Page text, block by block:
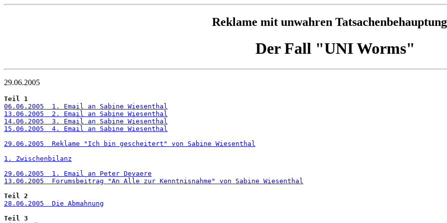
Reklame mit unwahren
Der Fall "UNI Worms"
29.06.2005
Teil 1
06.06.2005  1. Email an Sabine Wiesenthal
13.06.2005  2. Email an Sabine Wiesenthal
14.06.2005  3. Email an Sabine Wiesenthal
15.06.2005  4. Email an Sabine Wiesenthal
29.06.2005  Reklame "Ich bin gescheitert" von Sabine Wiesenthal
1. Zwischenbilanz
29.06.2005  1. Email an Peter Devaere
13.06.2005  Forumsbeitrag "An Alle zur Kenntnisnahme" von Sabine Wiesenthal
Teil 2
28.06.2005  Die Abmahnung
Teil 3